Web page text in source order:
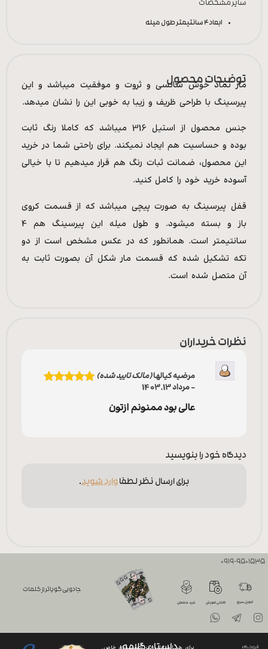
سایر مشخصات
ابعاد4 سانتیمتر طول میله
توضیحات محصول
مار نماد خوش شانسی و ثروت و موفقیت میباشد و این
پیرسینگ با طراحی ظریف و زیبا به خوبی این را نشان میدهد.
جنس محصول از استیل 316 میباشد که کاملا رنگ ثابت
بوده و حساسیت هم ایجاد نمیکند. برای راحتی شما در خرید
این محصول، ضمانت ثبات رنگ هم قرار میدهیم تا با خیالی
آسوده خرید خود را کامل کنید.
قفل پیرسینگ به صورت پیچی میباشد که از قسمت کروی
باز و بسته میشود. و طول میله این پیرسینگ هم 4
سانتیمتر است. همانطور که در عکس مشخص است از دو
تکه تشکیل شده که قسمت مار شکل آن بصورت ثابت به
آن متصل شده است.
نظرات خریداران
مرضیه کیالها(مالک تایید شده)
–مرداد 13, 1403
عالی بود ممنونم ازتون
دیدگاه خود را بنویسید
برای ارسال نظر لطفاوارد شوید.
0919-9501535
تحویل سریع گارانتی تعویض خرید مطمئن
جادویی گویاتر از کلمات